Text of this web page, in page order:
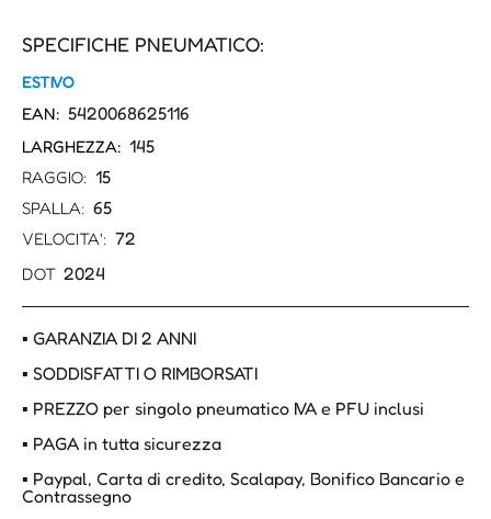
SPECIFICHE PNEUMATICO:
ESTIVO
EAN: 5420068625116
LARGHEZZA: 145
RAGGIO: 15
SPALLA: 65
VELOCITA': 72
DOT 2024
▪ GARANZIA DI 2 ANNI
▪ SODDISFATTI O RIMBORSATI
▪ PREZZO per singolo pneumatico IVA e PFU inclusi
▪ PAGA in tutta sicurezza
▪ Paypal, Carta di credito, Scalapay, Bonifico Bancario e
Contrassegno